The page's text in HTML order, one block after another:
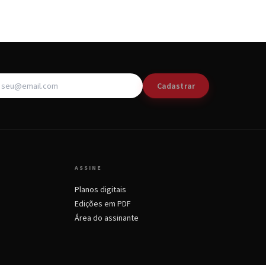
Cadastrar
ASSINE
Planos digitais
Edições em PDF
Área do assinante